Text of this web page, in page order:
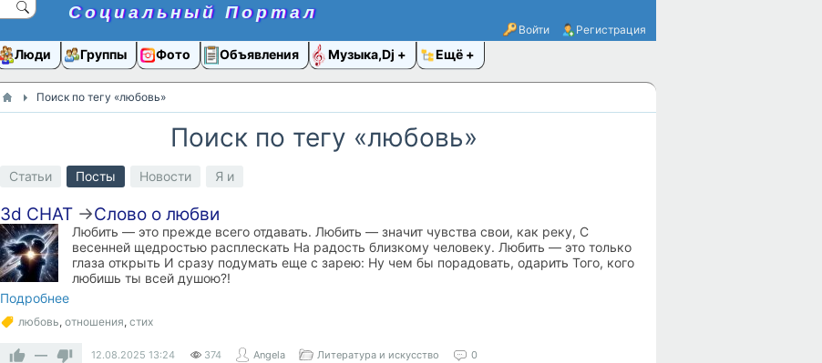
Социальный Портал
Войти Регистрация
Люди Группы Фото Объявления Музыка,Dj Ещё
Поиск по тегу «любовь»
Поиск по тегу «любовь»
Статьи Посты Новости Я и
3d CHAT →​Слово о любви
Любить — это прежде всего отдавать. Любить — значит чувства свои, как реку, С
весенней щедростью расплескать На радость близкому человеку. Любить — это только
глаза открыть И сразу подумать еще с зарею: Ну чем бы порадовать, одарить Того, кого
любишь ты всей душою?!
Подробнее
любовь, отношения, стих
— 12.08.2025 13:24 374 Angela Литература и искусство 0